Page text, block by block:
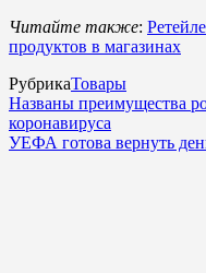
Читайте также:
продуктов в магазинах
РубрикаТовары
Названы преимущества
коронавируса
УЕФА готова вернуть